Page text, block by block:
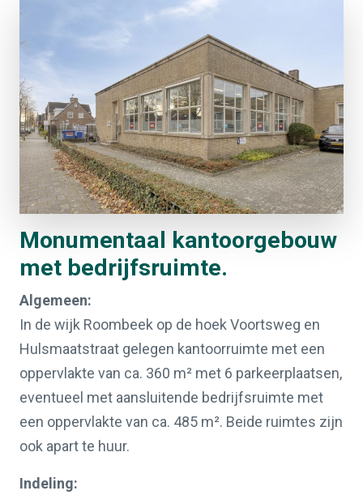
Monumentaal kantoorgebouw
met bedrijfsruimte.
Algemeen:
In de wijk Roombeek op de hoek Voortsweg en
Hulsmaatstraat gelegen kantoorruimte met een
oppervlakte van ca. 360 m² met 6 parkeerplaatsen,
eventueel met aansluitende bedrijfsruimte met
een oppervlakte van ca. 485 m². Beide ruimtes zijn
ook apart te huur.
Indeling: